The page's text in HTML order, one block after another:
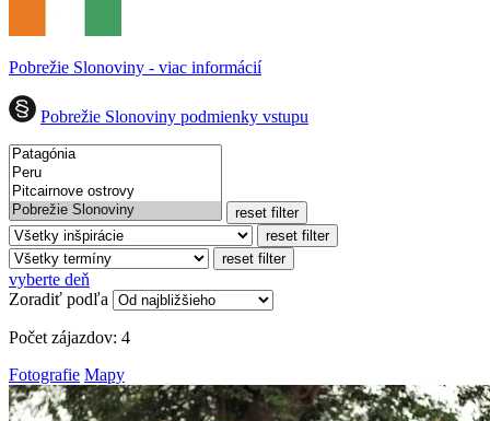
Pobrežie Slonoviny - viac informácií
Pobrežie Slonoviny podmienky vstupu
reset filter
reset filter
reset filter
vyberte deň
Zoradiť podľa
Počet zájazdov: 4
Fotografie Mapy